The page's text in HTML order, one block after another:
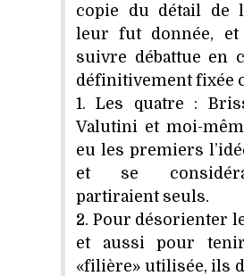
copie du détail de
leur fut donnée,
suivre débattue en
définitivement fixée
1. Les quatre :
Valutini et moi-
eu les premiers
et se
partiraient seuls.
2. Pour désorienter
et aussi pour
«filière» utilisée, ils